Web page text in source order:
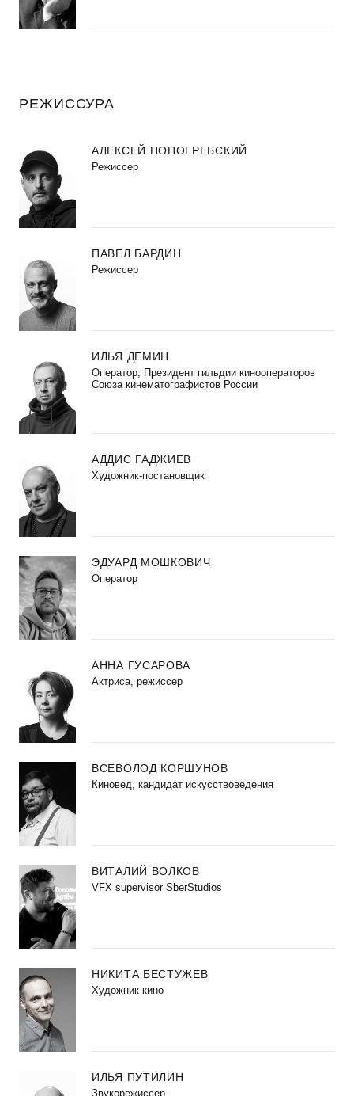
РЕЖИССУРА
АЛЕКСЕЙ ПОПОГРЕБСКИЙ
Режиссер
ПАВЕЛ БАРДИН
Режиссер
ИЛЬЯ ДЕМИН
Оператор, Президент гильдии кинооператоров
Союза кинематографистов России
АДДИС ГАДЖИЕВ
Художник-постановщик
ЭДУАРД МОШКОВИЧ
Оператор
АННА ГУСАРОВА
Актриса, режиссер
ВСЕВОЛОД КОРШУНОВ
Киновед, кандидат искусствоведения
ВИТАЛИЙ ВОЛКОВ
VFX supervisor SberStudios
НИКИТА БЕСТУЖЕВ
Художник кино
ИЛЬЯ ПУТИЛИН
Звукорежиссер